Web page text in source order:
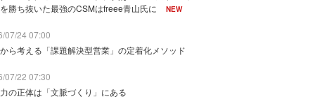
勝ち抜いた最強のCSMはfreee青山氏に
NEW
07/24 07:00
ら考える「課題解決型営業」の定着化メソッド
07/22 07:30
の正体は「文脈づくり」にある